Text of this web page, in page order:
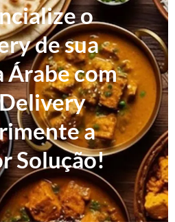
o
de sua
Árabe com
a
Solução!